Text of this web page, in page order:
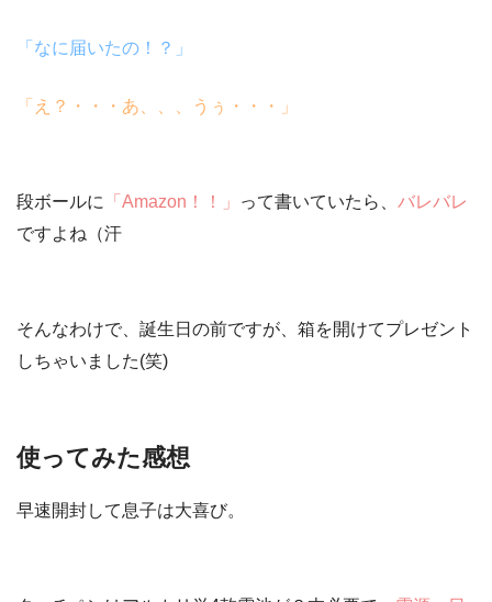
「なに届いたの！？」
「え？・・・あ、、、うぅ・・・」
段ボールに 「 Amazon！！ 」 って書いていたら、 バレバレ
ですよね（汗
そんなわけで、誕生日の前ですが、箱を開けてプレゼント
しちゃいました(笑)
使ってみた感想
早速開封して息子は大喜び。